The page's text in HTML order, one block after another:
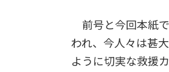
前号と今回本紙
われ、今人々は甚
ように切実な救援